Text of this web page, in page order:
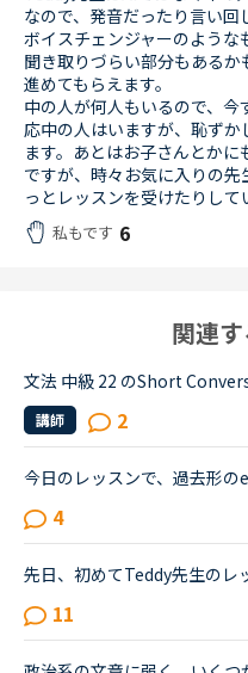
なので、発音だったり言い回
ボイスチェンジャーのような
聞き取りづらい部分もある
進めてもらえます。
中の人が何人もいるので、
応中の人はいますが、恥ず
ます。あとはお子さんとか
ですが、時々お気に入りの
っとレッスンを受けたりして
私もです 6
関連
講師 2
4
11